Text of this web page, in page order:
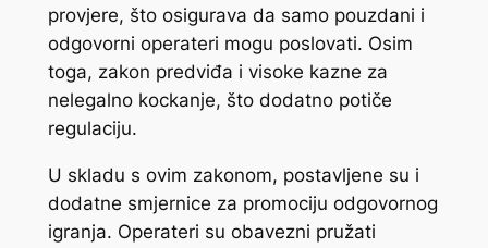
provjere, što osigurava da samo pouzdani i
odgovorni operateri mogu poslovati. Osim
toga, zakon predviđa i visoke kazne za
nelegalno kockanje, što dodatno potiče
regulaciju.
U skladu s ovim zakonom, postavljene su i
dodatne smjernice za promociju odgovornog
igranja. Operateri su obavezni pružati